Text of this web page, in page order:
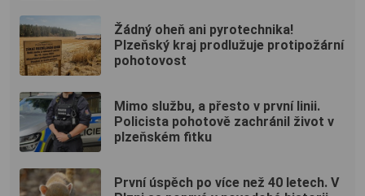
Žádný oheň ani pyrotechnika!
Plzeňský kraj prodlužuje protipožární
pohotovost
Mimo službu, a přesto v první linii.
Policista pohotově zachránil život v
plzeňském fitku
První úspěch po více než 40 letech. V